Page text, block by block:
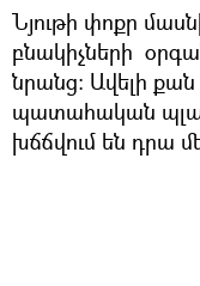
Նյութի փոքր
բնակիչների
նրանց։ Ավելի
պատահական
խճճվում են դրա